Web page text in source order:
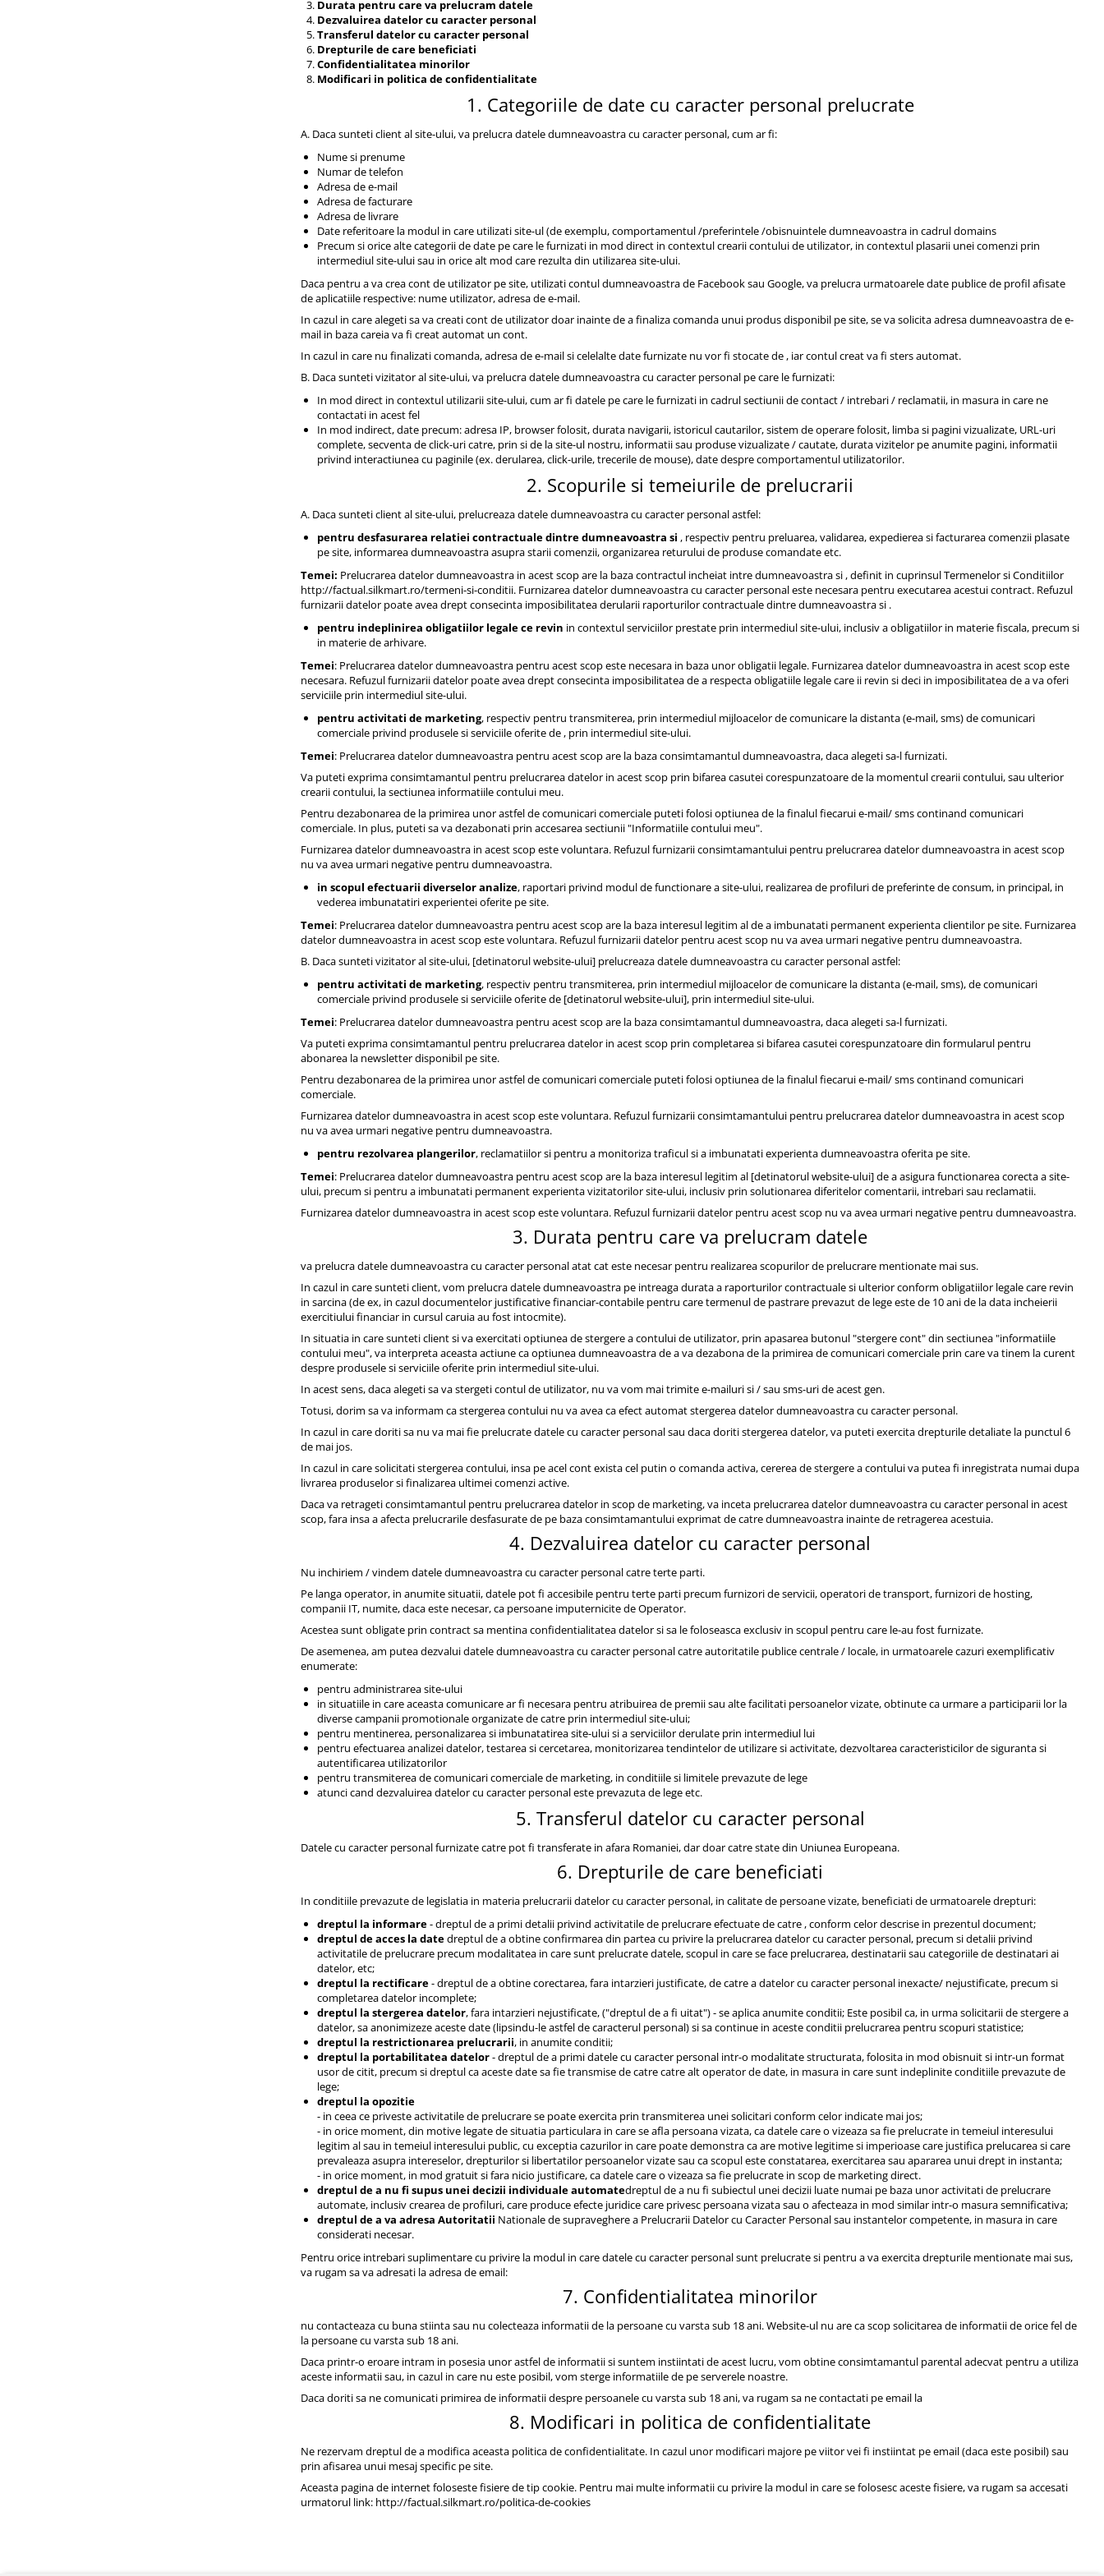
Durata pentru care va prelucram datele
Dezvaluirea datelor cu caracter personal
Transferul datelor cu caracter personal
Drepturile de care beneficiati
Confidentialitatea minorilor
Modificari in politica de confidentialitate
1. Categoriile de date cu caracter personal prelucrate
A. Daca sunteti client al site-ului, va prelucra datele dumneavoastra cu caracter personal, cum ar fi:
Nume si prenume
Numar de telefon
Adresa de e-mail
Adresa de facturare
Adresa de livrare
Date referitoare la modul in care utilizati site-ul (de exemplu, comportamentul /preferintele /obisnuintele dumneavoastra in cadrul domains
Precum si orice alte categorii de date pe care le furnizati in mod direct in contextul crearii contului de utilizator, in contextul plasarii unei comenzi prin
intermediul site-ului sau in orice alt mod care rezulta din utilizarea site-ului.
Daca pentru a va crea cont de utilizator pe site, utilizati contul dumneavoastra de Facebook sau Google, va prelucra urmatoarele date publice de profil afisate
de aplicatiile respective: nume utilizator, adresa de e-mail.
In cazul in care alegeti sa va creati cont de utilizator doar inainte de a finaliza comanda unui produs disponibil pe site, se va solicita adresa dumneavoastra de e-
mail in baza careia va fi creat automat un cont.
In cazul in care nu finalizati comanda, adresa de e-mail si celelalte date furnizate nu vor fi stocate de , iar contul creat va fi sters automat.
B. Daca sunteti vizitator al site-ului, va prelucra datele dumneavoastra cu caracter personal pe care le furnizati:
In mod direct in contextul utilizarii site-ului, cum ar fi datele pe care le furnizati in cadrul sectiunii de contact / intrebari / reclamatii, in masura in care ne
contactati in acest fel
In mod indirect, date precum: adresa IP, browser folosit, durata navigarii, istoricul cautarilor, sistem de operare folosit, limba si pagini vizualizate, URL-uri
complete, secventa de click-uri catre, prin si de la site-ul nostru, informatii sau produse vizualizate / cautate, durata vizitelor pe anumite pagini, informatii
privind interactiunea cu paginile (ex. derularea, click-urile, trecerile de mouse), date despre comportamentul utilizatorilor.
2. Scopurile si temeiurile de prelucrarii
A. Daca sunteti client al site-ului, prelucreaza datele dumneavoastra cu caracter personal astfel:
pentru desfasurarea relatiei contractuale dintre dumneavoastra si , respectiv pentru preluarea, validarea, expedierea si facturarea comenzii plasate
pe site, informarea dumneavoastra asupra starii comenzii, organizarea returului de produse comandate etc.
Temei: Prelucrarea datelor dumneavoastra in acest scop are la baza contractul incheiat intre dumneavoastra si , definit in cuprinsul Termenelor si Conditiilor
http://factual.silkmart.ro/termeni-si-conditii. Furnizarea datelor dumneavoastra cu caracter personal este necesara pentru executarea acestui contract. Refuzul
furnizarii datelor poate avea drept consecinta imposibilitatea derularii raporturilor contractuale dintre dumneavoastra si .
pentru indeplinirea obligatiilor legale ce revin in contextul serviciilor prestate prin intermediul site-ului, inclusiv a obligatiilor in materie fiscala, precum si
in materie de arhivare.
Temei: Prelucrarea datelor dumneavoastra pentru acest scop este necesara in baza unor obligatii legale. Furnizarea datelor dumneavoastra in acest scop este
necesara. Refuzul furnizarii datelor poate avea drept consecinta imposibilitatea de a respecta obligatiile legale care ii revin si deci in imposibilitatea de a va oferi
serviciile prin intermediul site-ului.
pentru activitati de marketing, respectiv pentru transmiterea, prin intermediul mijloacelor de comunicare la distanta (e-mail, sms) de comunicari
comerciale privind produsele si serviciile oferite de , prin intermediul site-ului.
Temei: Prelucrarea datelor dumneavoastra pentru acest scop are la baza consimtamantul dumneavoastra, daca alegeti sa-l furnizati.
Va puteti exprima consimtamantul pentru prelucrarea datelor in acest scop prin bifarea casutei corespunzatoare de la momentul crearii contului, sau ulterior
crearii contului, la sectiunea informatiile contului meu.
Pentru dezabonarea de la primirea unor astfel de comunicari comerciale puteti folosi optiunea de la finalul fiecarui e-mail/ sms continand comunicari
comerciale. In plus, puteti sa va dezabonati prin accesarea sectiunii "Informatiile contului meu".
Furnizarea datelor dumneavoastra in acest scop este voluntara. Refuzul furnizarii consimtamantului pentru prelucrarea datelor dumneavoastra in acest scop
nu va avea urmari negative pentru dumneavoastra.
in scopul efectuarii diverselor analize, raportari privind modul de functionare a site-ului, realizarea de profiluri de preferinte de consum, in principal, in
vederea imbunatatiri experientei oferite pe site.
Temei: Prelucrarea datelor dumneavoastra pentru acest scop are la baza interesul legitim al de a imbunatati permanent experienta clientilor pe site. Furnizarea
datelor dumneavoastra in acest scop este voluntara. Refuzul furnizarii datelor pentru acest scop nu va avea urmari negative pentru dumneavoastra.
B. Daca sunteti vizitator al site-ului, [detinatorul website-ului] prelucreaza datele dumneavoastra cu caracter personal astfel:
pentru activitati de marketing, respectiv pentru transmiterea, prin intermediul mijloacelor de comunicare la distanta (e-mail, sms), de comunicari
comerciale privind produsele si serviciile oferite de [detinatorul website-ului], prin intermediul site-ului.
Temei: Prelucrarea datelor dumneavoastra pentru acest scop are la baza consimtamantul dumneavoastra, daca alegeti sa-l furnizati.
Va puteti exprima consimtamantul pentru prelucrarea datelor in acest scop prin completarea si bifarea casutei corespunzatoare din formularul pentru
abonarea la newsletter disponibil pe site.
Pentru dezabonarea de la primirea unor astfel de comunicari comerciale puteti folosi optiunea de la finalul fiecarui e-mail/ sms continand comunicari
comerciale.
Furnizarea datelor dumneavoastra in acest scop este voluntara. Refuzul furnizarii consimtamantului pentru prelucrarea datelor dumneavoastra in acest scop
nu va avea urmari negative pentru dumneavoastra.
pentru rezolvarea plangerilor, reclamatiilor si pentru a monitoriza traficul si a imbunatati experienta dumneavoastra oferita pe site.
Temei: Prelucrarea datelor dumneavoastra pentru acest scop are la baza interesul legitim al [detinatorul website-ului] de a asigura functionarea corecta a site-
ului, precum si pentru a imbunatati permanent experienta vizitatorilor site-ului, inclusiv prin solutionarea diferitelor comentarii, intrebari sau reclamatii.
Furnizarea datelor dumneavoastra in acest scop este voluntara. Refuzul furnizarii datelor pentru acest scop nu va avea urmari negative pentru dumneavoastra.
3. Durata pentru care va prelucram datele
va prelucra datele dumneavoastra cu caracter personal atat cat este necesar pentru realizarea scopurilor de prelucrare mentionate mai sus.
In cazul in care sunteti client, vom prelucra datele dumneavoastra pe intreaga durata a raporturilor contractuale si ulterior conform obligatiilor legale care revin
in sarcina (de ex, in cazul documentelor justificative financiar-contabile pentru care termenul de pastrare prevazut de lege este de 10 ani de la data incheierii
exercitiului financiar in cursul caruia au fost intocmite).
In situatia in care sunteti client si va exercitati optiunea de stergere a contului de utilizator, prin apasarea butonul "stergere cont" din sectiunea "informatiile
contului meu", va interpreta aceasta actiune ca optiunea dumneavoastra de a va dezabona de la primirea de comunicari comerciale prin care va tinem la curent
despre produsele si serviciile oferite prin intermediul site-ului.
In acest sens, daca alegeti sa va stergeti contul de utilizator, nu va vom mai trimite e-mailuri si / sau sms-uri de acest gen.
Totusi, dorim sa va informam ca stergerea contului nu va avea ca efect automat stergerea datelor dumneavoastra cu caracter personal.
In cazul in care doriti sa nu va mai fie prelucrate datele cu caracter personal sau daca doriti stergerea datelor, va puteti exercita drepturile detaliate la punctul 6
de mai jos.
In cazul in care solicitati stergerea contului, insa pe acel cont exista cel putin o comanda activa, cererea de stergere a contului va putea fi inregistrata numai dupa
livrarea produselor si finalizarea ultimei comenzi active.
Daca va retrageti consimtamantul pentru prelucrarea datelor in scop de marketing, va inceta prelucrarea datelor dumneavoastra cu caracter personal in acest
scop, fara insa a afecta prelucrarile desfasurate de pe baza consimtamantului exprimat de catre dumneavoastra inainte de retragerea acestuia.
4. Dezvaluirea datelor cu caracter personal
Nu inchiriem / vindem datele dumneavoastra cu caracter personal catre terte parti.
Pe langa operator, in anumite situatii, datele pot fi accesibile pentru terte parti precum furnizori de servicii, operatori de transport, furnizori de hosting,
companii IT, numite, daca este necesar, ca persoane imputernicite de Operator.
Acestea sunt obligate prin contract sa mentina confidentialitatea datelor si sa le foloseasca exclusiv in scopul pentru care le-au fost furnizate.
De asemenea, am putea dezvalui datele dumneavoastra cu caracter personal catre autoritatile publice centrale / locale, in urmatoarele cazuri exemplificativ
enumerate:
pentru administrarea site-ului
in situatiile in care aceasta comunicare ar fi necesara pentru atribuirea de premii sau alte facilitati persoanelor vizate, obtinute ca urmare a participarii lor la
diverse campanii promotionale organizate de catre prin intermediul site-ului;
pentru mentinerea, personalizarea si imbunatatirea site-ului si a serviciilor derulate prin intermediul lui
pentru efectuarea analizei datelor, testarea si cercetarea, monitorizarea tendintelor de utilizare si activitate, dezvoltarea caracteristicilor de siguranta si
autentificarea utilizatorilor
pentru transmiterea de comunicari comerciale de marketing, in conditiile si limitele prevazute de lege
atunci cand dezvaluirea datelor cu caracter personal este prevazuta de lege etc.
5. Transferul datelor cu caracter personal
Datele cu caracter personal furnizate catre pot fi transferate in afara Romaniei, dar doar catre state din Uniunea Europeana.
6. Drepturile de care beneficiati
In conditiile prevazute de legislatia in materia prelucrarii datelor cu caracter personal, in calitate de persoane vizate, beneficiati de urmatoarele drepturi:
dreptul la informare- dreptul de a primi detalii privind activitatile de prelucrare efectuate de catre , conform celor descrise in prezentul document;
dreptul de acces la datedreptul de a obtine confirmarea din partea cu privire la prelucrarea datelor cu caracter personal, precum si detalii privind
activitatile de prelucrare precum modalitatea in care sunt prelucrate datele, scopul in care se face prelucrarea, destinatarii sau categoriile de destinatari ai
datelor, etc;
dreptul la rectificare- dreptul de a obtine corectarea, fara intarzieri justificate, de catre a datelor cu caracter personal inexacte/ nejustificate, precum si
completarea datelor incomplete;
dreptul la stergerea datelor, fara intarzieri nejustificate, ("dreptul de a fi uitat") - se aplica anumite conditii; Este posibil ca, in urma solicitarii de stergere a
datelor, sa anonimizeze aceste date (lipsindu-le astfel de caracterul personal) si sa continue in aceste conditii prelucrarea pentru scopuri statistice;
dreptul la restrictionarea prelucrarii, in anumite conditii;
dreptul la portabilitatea datelor- dreptul de a primi datele cu caracter personal intr-o modalitate structurata, folosita in mod obisnuit si intr-un format
usor de citit, precum si dreptul ca aceste date sa fie transmise de catre catre alt operator de date, in masura in care sunt indeplinite conditiile prevazute de
lege;
dreptul la opozitie
- in ceea ce priveste activitatile de prelucrare se poate exercita prin transmiterea unei solicitari conform celor indicate mai jos;
- in orice moment, din motive legate de situatia particulara in care se afla persoana vizata, ca datele care o vizeaza sa fie prelucrate in temeiul interesului
legitim al sau in temeiul interesului public, cu exceptia cazurilor in care poate demonstra ca are motive legitime si imperioase care justifica prelucarea si care
prevaleaza asupra intereselor, drepturilor si libertatilor persoanelor vizate sau ca scopul este constatarea, exercitarea sau apararea unui drept in instanta;
- in orice moment, in mod gratuit si fara nicio justificare, ca datele care o vizeaza sa fie prelucrate in scop de marketing direct.
dreptul de a nu fi supus unei decizii individuale automatedreptul de a nu fi subiectul unei decizii luate numai pe baza unor activitati de prelucrare
automate, inclusiv crearea de profiluri, care produce efecte juridice care privesc persoana vizata sau o afecteaza in mod similar intr-o masura semnificativa;
dreptul de a va adresa Autoritatii Nationale de supraveghere a Prelucrarii Datelor cu Caracter Personal sau instantelor competente, in masura in care
considerati necesar.
Pentru orice intrebari suplimentare cu privire la modul in care datele cu caracter personal sunt prelucrate si pentru a va exercita drepturile mentionate mai sus,
va rugam sa va adresati la adresa de email:
7. Confidentialitatea minorilor
nu contacteaza cu buna stiinta sau nu colecteaza informatii de la persoane cu varsta sub 18 ani. Website-ul nu are ca scop solicitarea de informatii de orice fel de
la persoane cu varsta sub 18 ani.
Daca printr-o eroare intram in posesia unor astfel de informatii si suntem instiintati de acest lucru, vom obtine consimtamantul parental adecvat pentru a utiliza
aceste informatii sau, in cazul in care nu este posibil, vom sterge informatiile de pe serverele noastre.
Daca doriti sa ne comunicati primirea de informatii despre persoanele cu varsta sub 18 ani, va rugam sa ne contactati pe email la
8. Modificari in politica de confidentialitate
Ne rezervam dreptul de a modifica aceasta politica de confidentialitate. In cazul unor modificari majore pe viitor vei fi instiintat pe email (daca este posibil) sau
prin afisarea unui mesaj specific pe site.
Aceasta pagina de internet foloseste fisiere de tip cookie. Pentru mai multe informatii cu privire la modul in care se folosesc aceste fisiere, va rugam sa accesati
urmatorul link: http://factual.silkmart.ro/politica-de-cookies